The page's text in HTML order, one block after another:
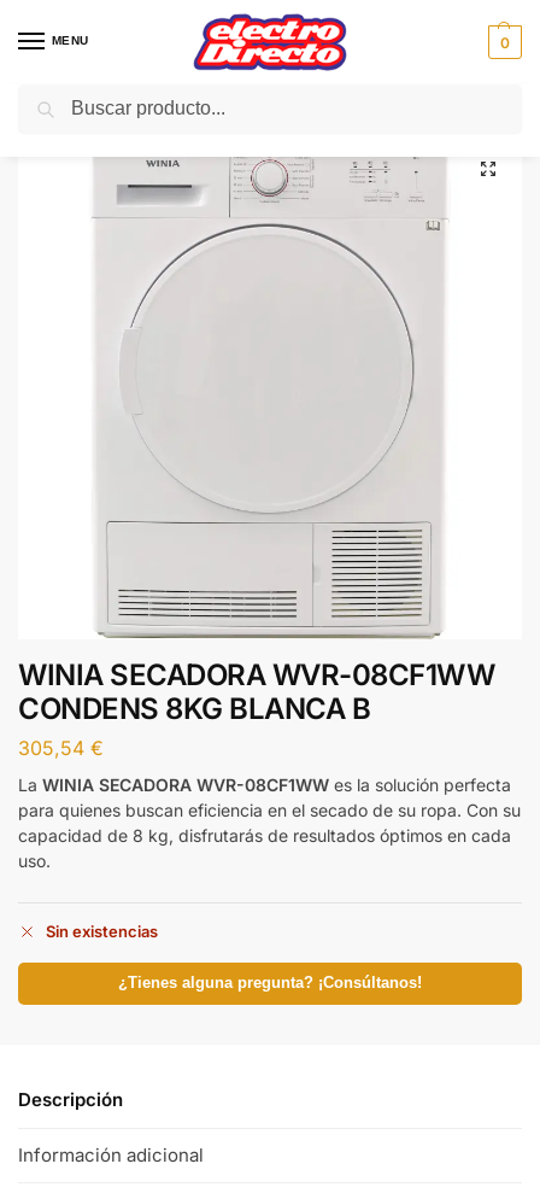
MENU 0
Inicio Gama blanca Secadoras
WINIA SECADORA WVR-08CF1WW
CONDENS 8KG BLANCA B
305,54 €
La WINIA SECADORA WVR-08CF1WW es la solución perfecta
para quienes buscan eficiencia en el secado de su ropa. Con su
capacidad de 8 kg, disfrutarás de resultados óptimos en cada
uso.
Sin existencias
¿Tienes alguna pregunta? ¡Consúltanos!
Descripción
Información adicional